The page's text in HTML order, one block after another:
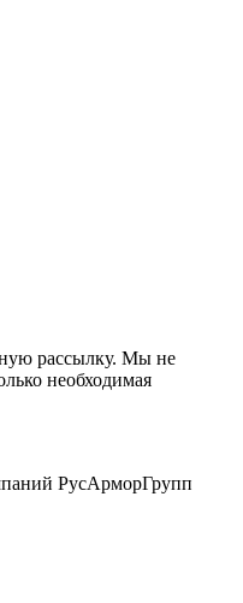
рассылку. Мы не
необходимая
РусАрморГрупп